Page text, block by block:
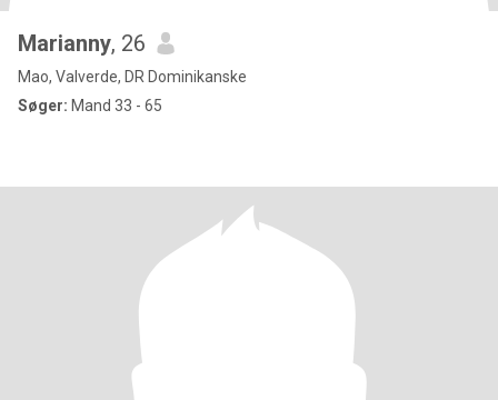
Marianny, 26
Mao, Valverde, DR Dominikanske
Søger: Mand 33 - 65